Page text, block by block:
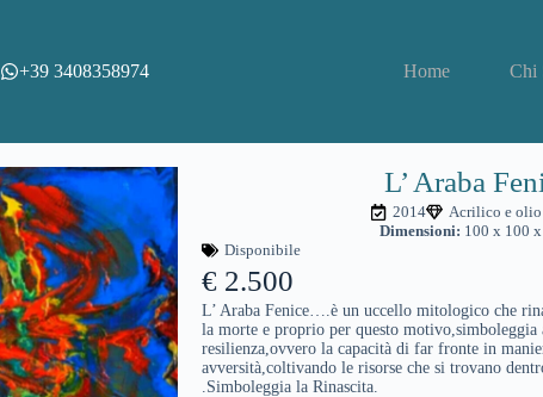
+39 3408358974 Home Chi
L’ Araba
2014
Acrilico e olio
Dimensioni: 100 x 100
Disponibile
€ 2.500
L’ Araba Fenice….è un uccello mitologico che
la morte e proprio per questo motivo,simboleggia
resilienza,ovvero la capacità di far fronte in
avversità,coltivando le risorse che si trovano
.Simboleggia la Rinascita.